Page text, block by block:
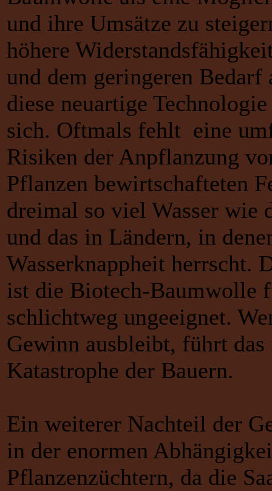
und ihre Umsätze zu
höhere
und dem geringeren
diese neuartige
sich. Oftmals fehlt eine
Risiken der Anpflanzung
Pflanzen bewirtschafteten
dreimal so viel Wasser
und das in Ländern, in
Wasserknappheit herrscht.
ist die Biotech-Baumwolle
schlichtweg ungeeignet.
Gewinn ausbleibt, führt
Katastrophe der Bauern.
Ein weiterer Nachteil der
in der enormen
Pflanzenzüchtern, da die